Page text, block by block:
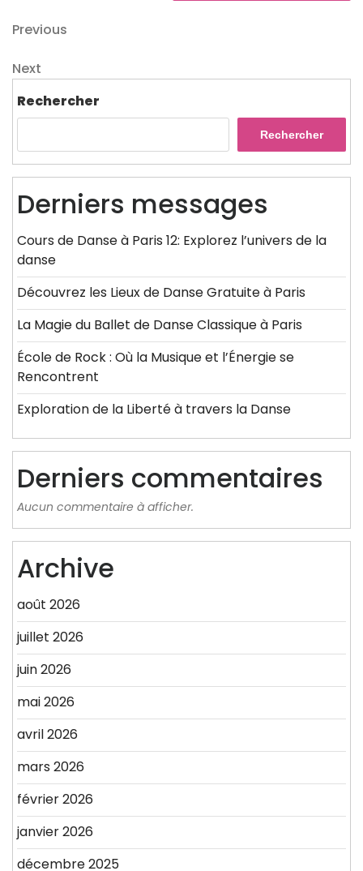
Navigation
de
l’article
Previous
Previous
Next
Next
Rechercher
Rechercher
Derniers messages
Cours de Danse à Paris 12: Explorez l’univers de la
danse
Découvrez les Lieux de Danse Gratuite à Paris
La Magie du Ballet de Danse Classique à Paris
École de Rock : Où la Musique et l’Énergie se
Rencontrent
Exploration de la Liberté à travers la Danse
Derniers commentaires
Aucun commentaire à afficher.
Archive
août 2026
juillet 2026
juin 2026
mai 2026
avril 2026
mars 2026
février 2026
janvier 2026
décembre 2025